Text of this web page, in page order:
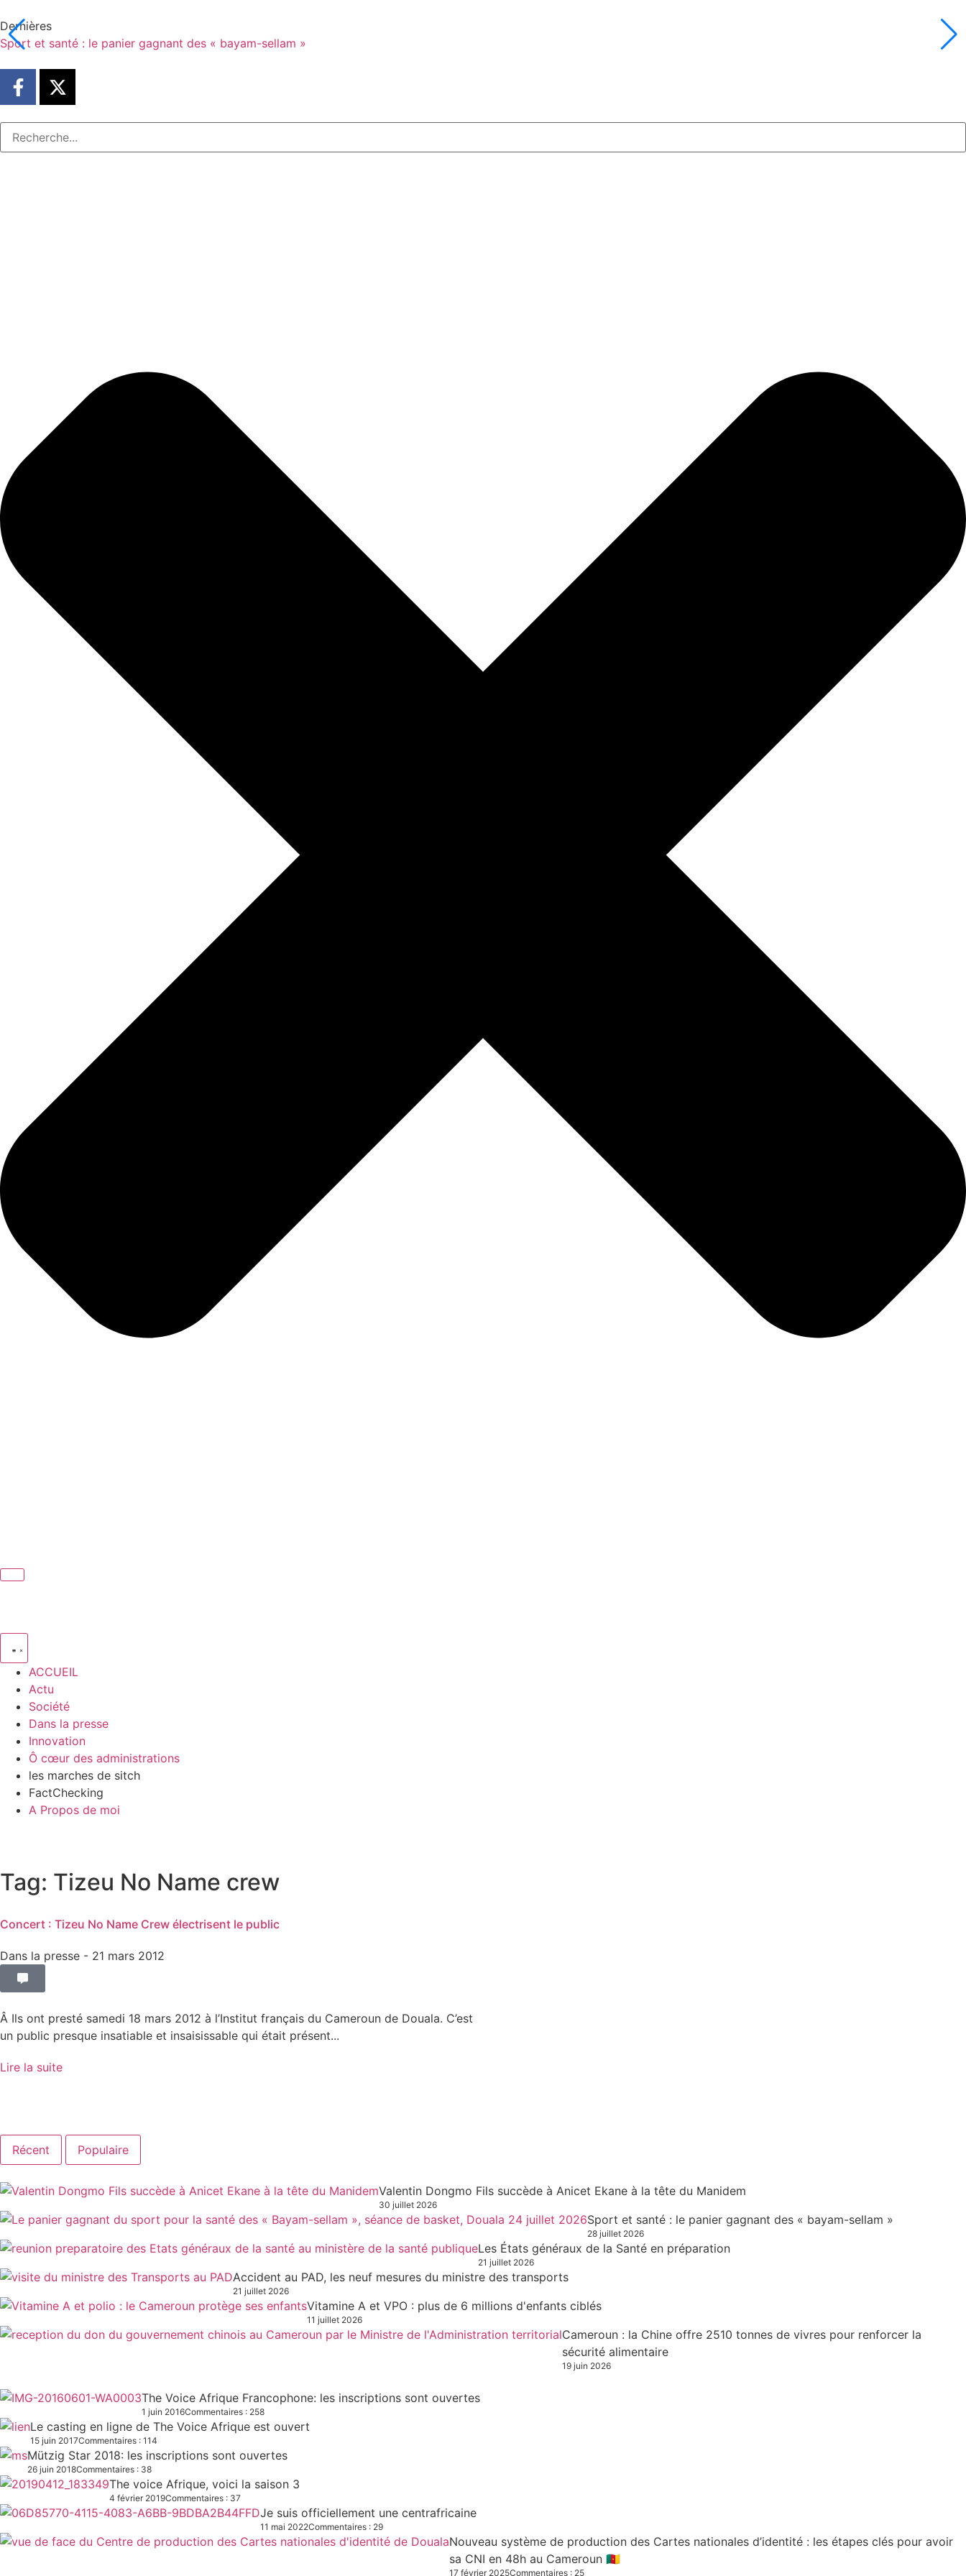
Dernières
Sport et santé : le panier gagnant des « bayam-sellam »
ACCUEIL
Actu
Société
Dans la presse
Innovation
Ô cœur des administrations
les marches de sitch
FactChecking
A Propos de moi
Tag: Tizeu No Name crew
Concert : Tizeu No Name Crew électrisent le public
Dans la presse - 21 mars 2012
Â Ils ont presté samedi 18 mars 2012 à l’Institut français du Cameroun de Douala. C’est
un public presque insatiable et insaisissable qui était présent...
Lire la suite
Récent Populaire
Valentin Dongmo Fils succède à Anicet Ekane à la tête du Manidem
30 juillet 2026
Sport et santé : le panier gagnant des « bayam-sellam »
28 juillet 2026
Les États généraux de la Santé en préparation
21 juillet 2026
Accident au PAD, les neuf mesures du ministre des transports
21 juillet 2026
Vitamine A et VPO : plus de 6 millions d'enfants ciblés
11 juillet 2026
Cameroun : la Chine offre 2510 tonnes de vivres pour renforcer la
sécurité alimentaire
19 juin 2026
The Voice Afrique Francophone: les inscriptions sont ouvertes
1 juin 2016Commentaires : 258
Le casting en ligne de The Voice Afrique est ouvert
15 juin 2017Commentaires : 114
Mützig Star 2018: les inscriptions sont ouvertes
26 juin 2018Commentaires : 38
The voice Afrique, voici la saison 3
4 février 2019Commentaires : 37
Je suis officiellement une centrafricaine
11 mai 2022Commentaires : 29
Nouveau système de production des Cartes nationales d’identité : les étapes clés pour avoir
sa CNI en 48h au Cameroun 🇨🇲
17 février 2025Commentaires : 25